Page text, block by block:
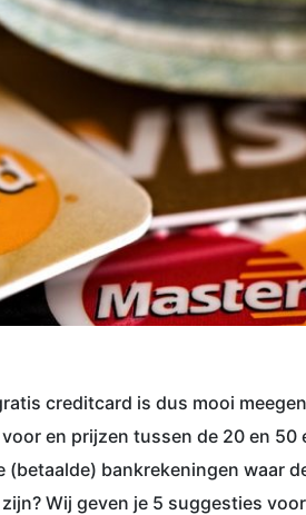
creditcard is dus mooi
en prijzen tussen de 20 en 50
bankrekeningen waar
Wij geven je 5 suggesties